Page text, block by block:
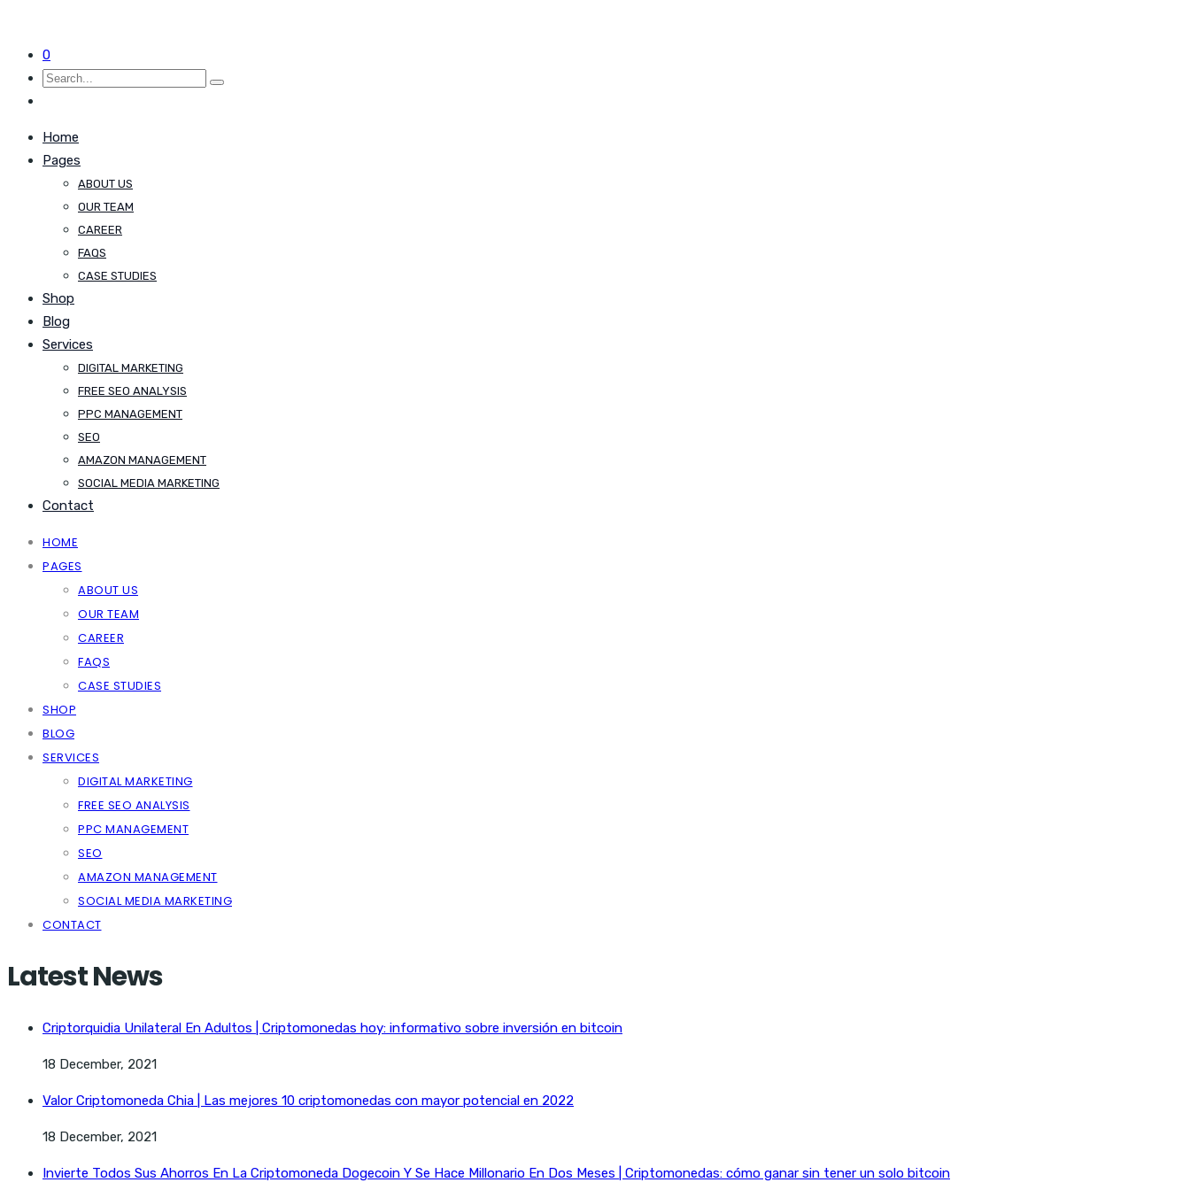
0
Home
Pages
ABOUT US
OUR TEAM
CAREER
FAQS
CASE STUDIES
Shop
Blog
Services
DIGITAL MARKETING
FREE SEO ANALYSIS
PPC MANAGEMENT
SEO
AMAZON MANAGEMENT
SOCIAL MEDIA MARKETING
Contact
HOME
PAGES
ABOUT US
OUR TEAM
CAREER
FAQS
CASE STUDIES
SHOP
BLOG
SERVICES
DIGITAL MARKETING
FREE SEO ANALYSIS
PPC MANAGEMENT
SEO
AMAZON MANAGEMENT
SOCIAL MEDIA MARKETING
CONTACT
Latest News
Criptorquidia Unilateral En Adultos | Criptomonedas hoy: informativo sobre inversión en bitcoin
18 December, 2021
Valor Criptomoneda Chia | Las mejores 10 criptomonedas con mayor potencial en 2022
18 December, 2021
Invierte Todos Sus Ahorros En La Criptomoneda Dogecoin Y Se Hace Millonario En Dos Meses | Criptomonedas: cómo ganar sin tener un solo bitcoin